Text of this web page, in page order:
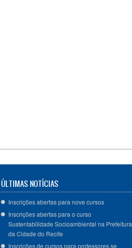
ÚLTIMAS NOTÍCIAS
Inscrições abertas para nove cursos
Inscrições abertas para o curso
Sustentabilidade Socioambiental na Prefeitura
da Cidade do Recife
Inscrições de cursos para professores se